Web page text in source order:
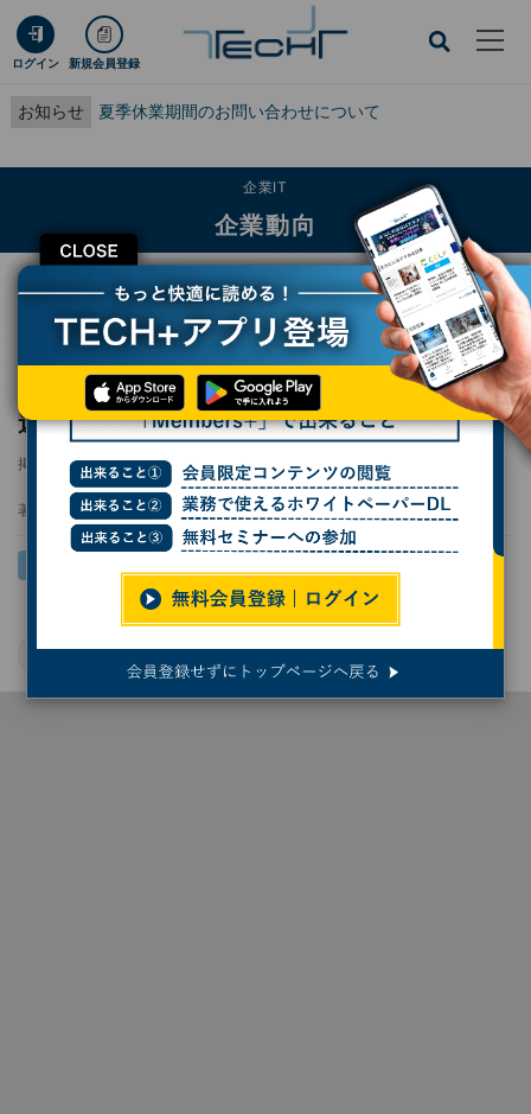
ログイン 新規会員登録
お知らせ 夏季休業期間のお問い合わせについて
CLOSE
企業IT
企業動向
TECH+ 企業IT
企業動向
OpenAIやGoogleなどテック大手が米政府と連携、医療データ標準化を前進
OpenAIやGoogleなどテック大手が米政府と
連携、医療データ標準化を前進
掲載日 2025/08/01 15:08
著者： 末岡洋子
医療 AI OpenAI Google データベース